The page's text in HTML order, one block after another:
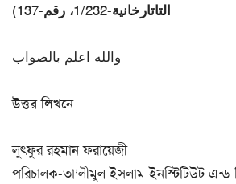
التاتارخانية-1/232، رقم-137)
والله اعلم بالصواب
উত্তর লিখনে
লুৎফুর রহমান ফরায়েজী
পরিচালক-তা’লীমুল ইসলাম ইনস্টিটিউট এন্ড